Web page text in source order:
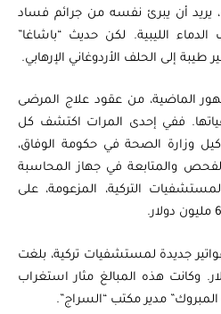
يريد أن يبرئ نفسه من جرائم فساد
الليبية. لكن حديث “باشاغا”
إلى الحلف الأردوغاني الإرهابي.
الماضية، من عقود علاج المرضى
ففي إحدى المرات اكتشف كل
وزارة الصحة في حكومة الوفاق،
والمتابعة في جهاز المحاسبة
التركية، المزعومة، على
جديدة لمستشفيات تركية، بلغت
مليون دولار. وكانت هذه المبالغ مثار استغراب
مدير مكتب “السراج”.